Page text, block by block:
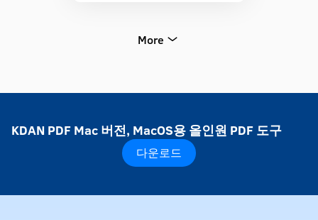
More
KDAN PDF Mac 버전, MacOS용 올인원 PDF 도구
다운로드